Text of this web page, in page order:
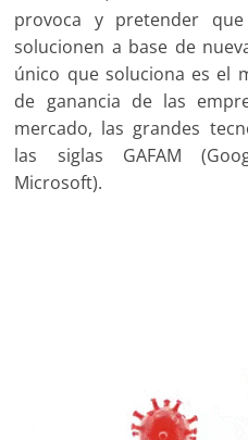
provoca y pretender
solucionen a base de
único que soluciona es el
de ganancia de las
mercado, las grandes
las siglas GAFAM
Microsoft).